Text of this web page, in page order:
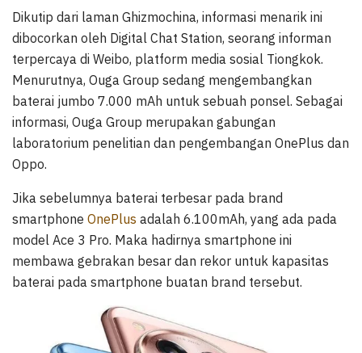
Dikutip dari laman Ghizmochina, informasi menarik ini
dibocorkan oleh Digital Chat Station, seorang informan
terpercaya di Weibo, platform media sosial Tiongkok.
Menurutnya, Ouga Group sedang mengembangkan
baterai jumbo 7.000 mAh untuk sebuah ponsel. Sebagai
informasi, Ouga Group merupakan gabungan
laboratorium penelitian dan pengembangan OnePlus dan
Oppo.
Jika sebelumnya baterai terbesar pada brand
smartphone OnePlus adalah 6.100mAh, yang ada pada
model Ace 3 Pro. Maka hadirnya smartphone ini
membawa gebrakan besar dan rekor untuk kapasitas
baterai pada smartphone buatan brand tersebut.